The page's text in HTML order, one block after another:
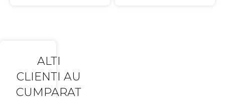
ALTI
CLIENTI AU
CUMPARAT